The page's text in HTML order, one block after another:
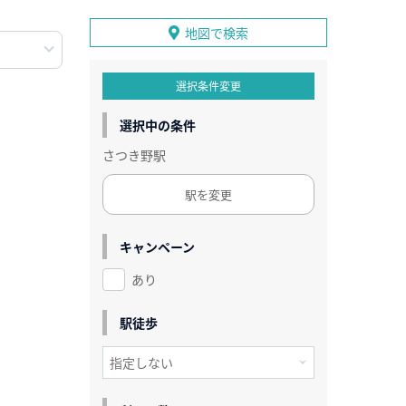
地図で検索
選択条件変更
選択中の条件
さつき野駅
駅を変更
キャンペーン
あり
駅徒歩